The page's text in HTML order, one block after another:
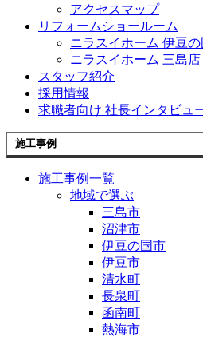
アクセスマップ
リフォームショールーム
ニラスイホーム 伊豆
ニラスイホーム 三島店
スタッフ紹介
採用情報
求職者向け 社長インタビュ
施工事例
施工事例一覧
地域で選ぶ
三島市
沼津市
伊豆の国市
伊豆市
清水町
長泉町
函南町
熱海市